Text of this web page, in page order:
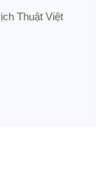
Thuật Việt